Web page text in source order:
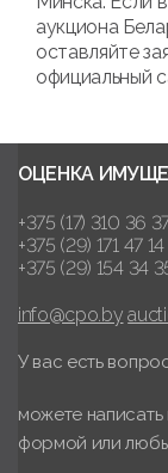
аукциона
оставляйте
официальный
ОЦЕНКА
+375 (17) 310 36
+375 (29) 171 47 14
+375 (29) 154 34
info@cpo.by
У вас есть
можете написать
формой или